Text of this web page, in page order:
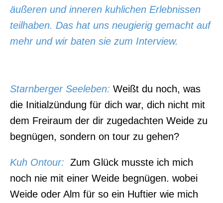
äußeren und inneren kuhlichen Erlebnissen
teilhaben. Das hat uns neugierig gemacht auf
mehr und wir baten sie zum Interview.
Starnberger Seeleben: Weißt du noch, was
die Initialzündung für dich war, dich nicht mit
dem Freiraum der dir zugedachten Weide zu
begnügen, sondern on tour zu gehen?
Kuh Ontour: Zum Glück musste ich mich
noch nie mit einer Weide begnügen. wobei
Weide oder Alm für so ein Huftier wie mich